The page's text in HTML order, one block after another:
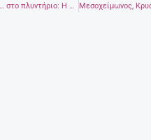
Όταν το Πρωτοχρονιάτικο λαχείο μπήκε… στο πλυντήριο: Η άγνωστη ιστορία με τη νεαρή οικονόμο και τον Κρητικό αρραβωνιαστικό